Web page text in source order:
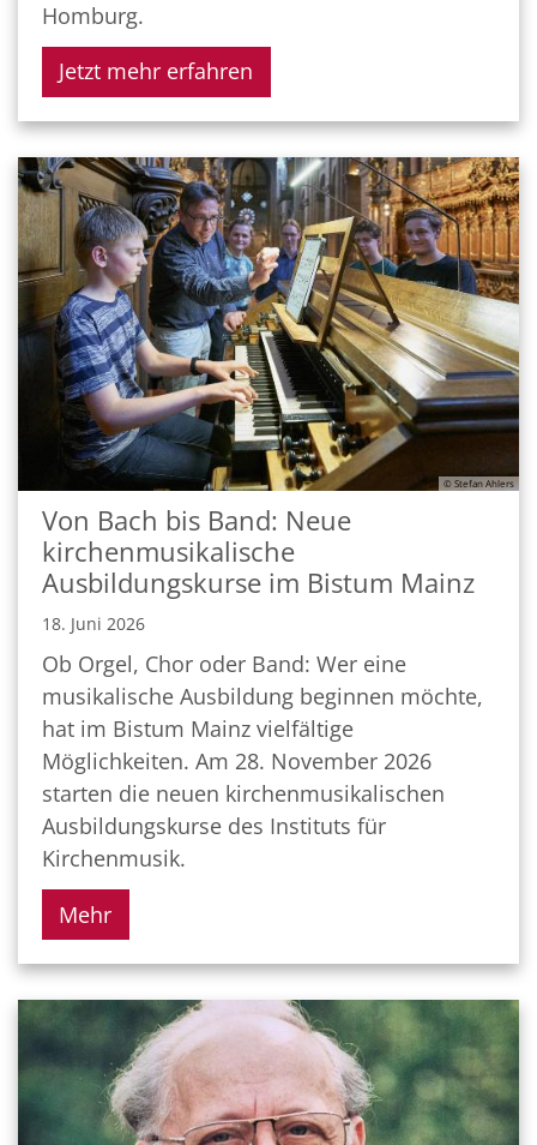
Homburg.
Jetzt mehr erfahren
© Stefan Ahlers
Von Bach bis Band: Neue
kirchenmusikalische
Ausbildungskurse im Bistum Mainz
18. Juni 2026
Ob Orgel, Chor oder Band: Wer eine
musikalische Ausbildung beginnen möchte,
hat im Bistum Mainz vielfältige
Möglichkeiten. Am 28. November 2026
starten die neuen kirchenmusikalischen
Ausbildungskurse des Instituts für
Kirchenmusik.
Mehr